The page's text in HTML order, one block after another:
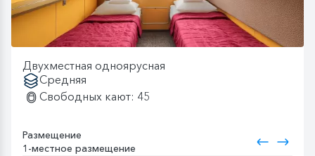
Двухместная одноярусная
Средняя
Свободных кают: 45
Размещение
1-местное размещение